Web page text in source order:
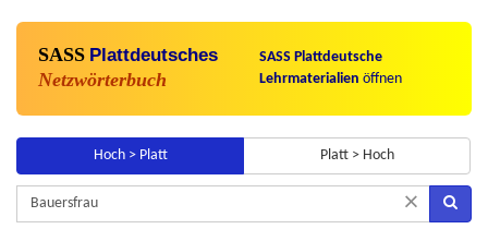
SASS Plattdeutsches
Netzwörterbuch
SASS Plattdeutsche
Lehrmaterialien öffnen
Hoch > Platt Platt > Hoch
×